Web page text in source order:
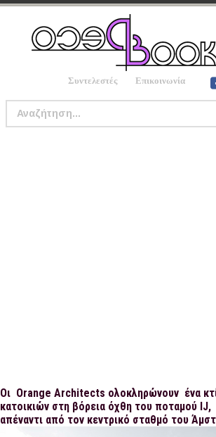
Συντελεστές Επικοινωνία
Οι Orange Architects ολοκληρώνουν ένα
κατοικιών στη βόρεια όχθη του ποταμού IJ,
απέναντι από τον κεντρικό σταθμό του